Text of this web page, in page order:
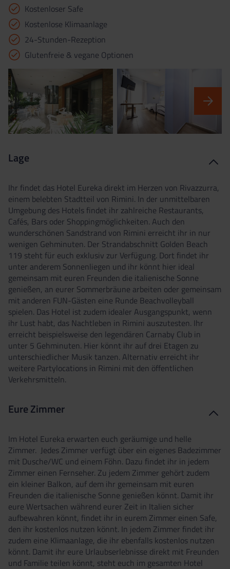
Kostenloser Safe
Kostenlose Klimaanlage
24-Stunden-Rezeption
Glutenfreie & vegane Optionen
Lage
Ihr findet das Hotel Eureka direkt im Herzen von Rivazzurra,
einem belebten Stadtteil von Rimini. In der unmittelbaren
Umgebung des Hotels findet ihr zahlreiche Restaurants,
Cafés, Bars oder Shoppingmöglichkeiten. Auch den
wunderschönen Sandstrand von Rimini erreicht ihr in nur
wenigen Gehminuten. Der Strandabschnitt Golden Beach
119 steht für euch exklusiv zur Verfügung. Dort findet ihr
unter anderem Sonnenliegen und ihr könnt hier ideal
gemeinsam mit euren Freunden die italienische Sonne
genießen, an eurer Sommerbräune arbeiten oder gemeinsam
mit anderen FUN-Gästen eine Runde Beachvolleyball
spielen. Das Hotel ist zudem idealer Ausgangspunkt, wenn
ihr Lust habt, das Nachtleben in Rimini auszutesten. Ihr
erreicht beispielsweise den legendären Carnaby Club in
unter 5 Gehminuten. Hier könnt ihr auf drei Etagen zu
unterschiedlicher Musik tanzen. Alternativ erreicht ihr
weitere Partylocations in Rimini mit den öffentlichen
Verkehrsmitteln.
Eure Zimmer
Im Hotel Eureka erwarten euch geräumige und helle
Zimmer. Jedes Zimmer verfügt über ein eigenes Badezimmer
mit Dusche/WC und einem Föhn. Dazu findet ihr in jedem
Zimmer einen Fernseher. Zu jedem Zimmer gehört zudem
ein kleiner Balkon, auf dem ihr gemeinsam mit euren
Freunden die italienische Sonne genießen könnt. Damit ihr
eure Wertsachen während eurer Zeit in Italien sicher
aufbewahren könnt, findet ihr in eurem Zimmer einen Safe,
den ihr kostenlos nutzen könnt. In jedem Zimmer findet ihr
zudem eine Klimaanlage, die ihr ebenfalls kostenlos nutzen
könnt. Damit ihr eure Urlaubserlebnisse direkt mit Freunden
und Familie teilen könnt, steht euch im gesamten Hotel